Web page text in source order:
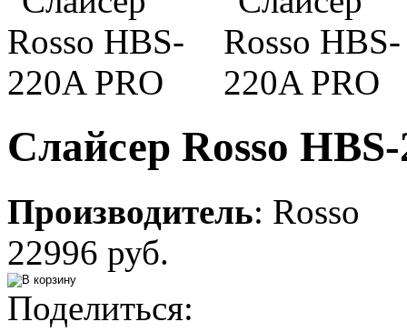
Слайсер Rosso
Производитель: Rosso
22996 руб.
Поделиться: